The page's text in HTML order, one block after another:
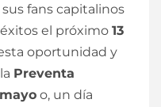
fans capitalinos
el próximo 13
oportunidad y
Preventa
o, un día